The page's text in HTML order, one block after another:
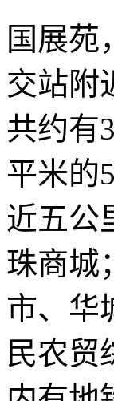
国展苑
交站附
共约有
平米的
近五公
珠商城
市、华
民农贸